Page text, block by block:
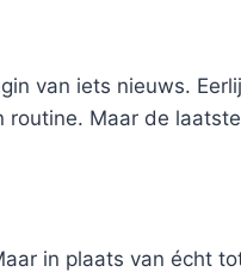
van iets nieuws.
Maar de
in plaats van écht